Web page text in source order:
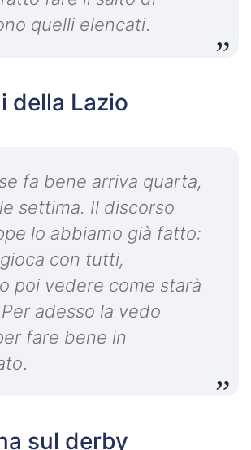
quelli elencati.
della Lazio
fa bene arriva quarta,
settima. Il discorso
lo abbiamo già fatto:
con tutti,
poi vedere come starà
adesso la vedo
fare bene in
.
sul derby